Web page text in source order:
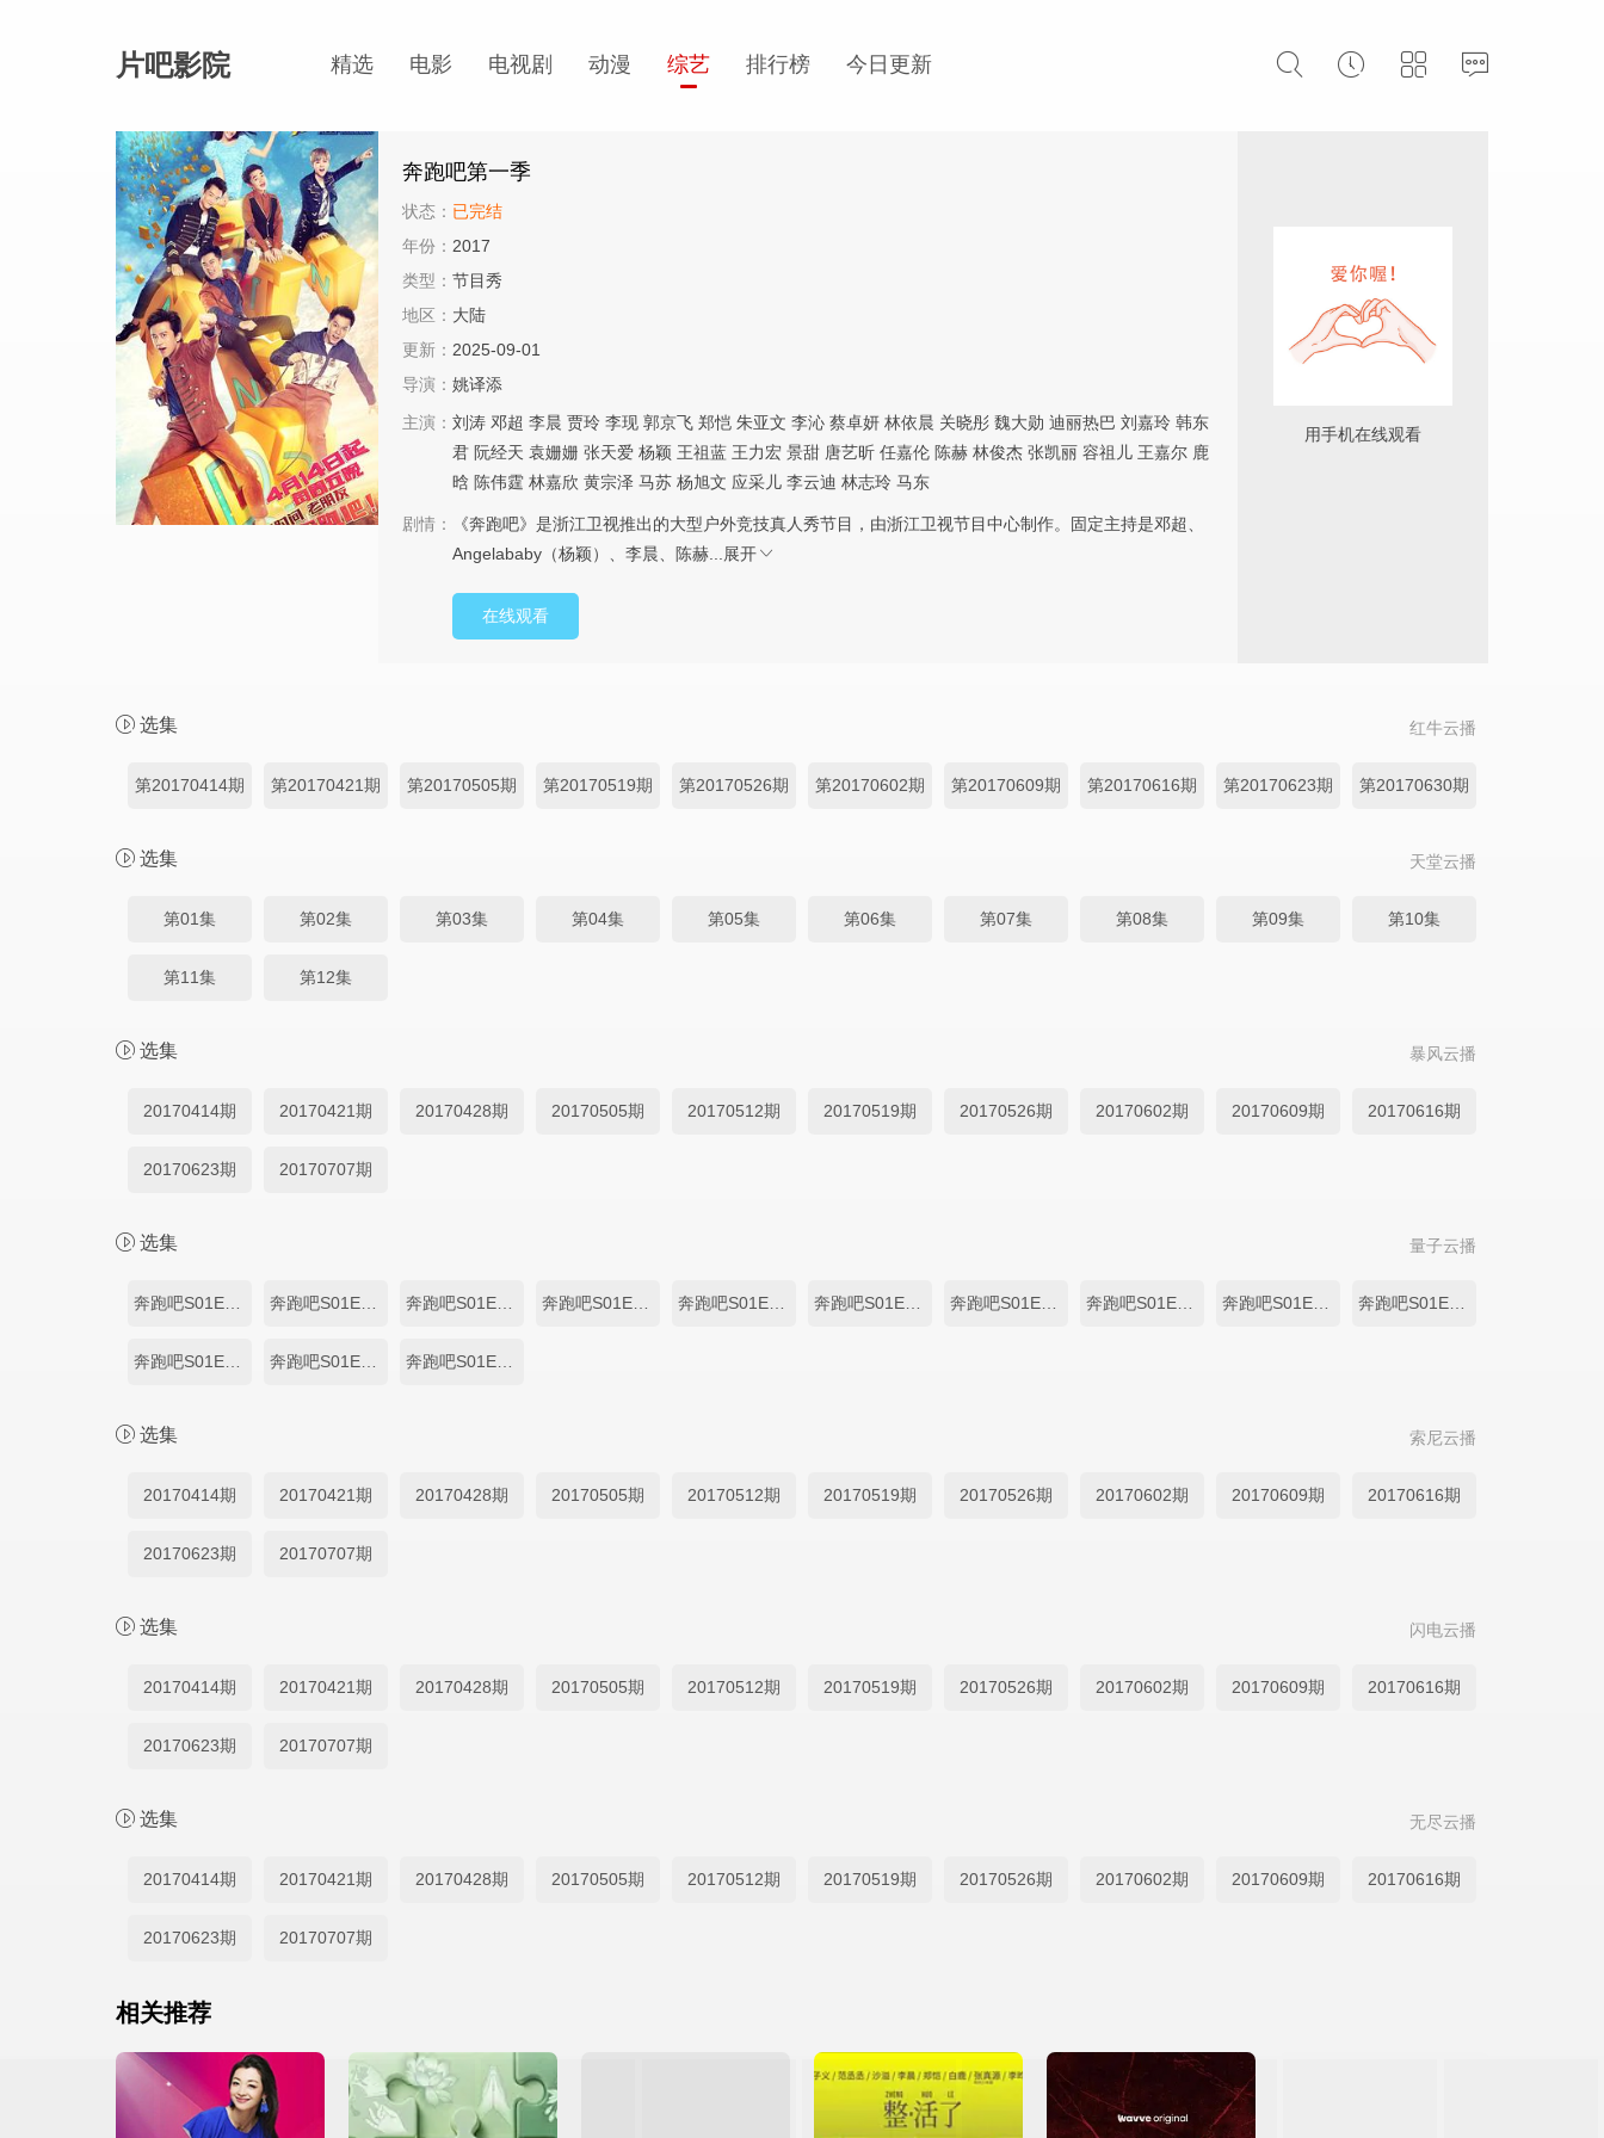
片吧影院 精选 电影 电视剧 动漫 综艺 排行榜 今日更新
奔跑吧第一季
状态： 已完结
年份： 2017
类型： 节目秀
地区： 大陆
更新： 2025-09-01
导演： 姚译添
主演： 刘涛 邓超 李晨 贾玲 李现 郭京飞 郑恺 朱亚文 李沁 蔡卓妍 林依晨 关晓彤 魏大勋 迪丽热巴 刘嘉玲 韩东
君 阮经天 袁姗姗 张天爱 杨颖 王祖蓝 王力宏 景甜 唐艺昕 任嘉伦 陈赫 林俊杰 张凯丽 容祖儿 王嘉尔 鹿
晗 陈伟霆 林嘉欣 黄宗泽 马苏 杨旭文 应采儿 李云迪 林志玲 马东
剧情：
《奔跑吧》是浙江卫视推出的大型户外竞技真人秀节目，由浙江卫视节目中心制作。固定主持是邓超、
Angelababy（杨颖）、李晨、陈赫...
展开
在线观看
用手机在线观看
红牛云播
选集
第20170414期 第20170421期 第20170505期 第20170519期 第20170526期 第20170602期 第20170609期 第20170616期 第20170623期 第20170630期
天堂云播
选集
第01集 第02集 第03集 第04集 第05集 第06集 第07集 第08集 第09集 第10集
第11集 第12集
暴风云播
选集
20170414期 20170421期 20170428期 20170505期 20170512期 20170519期 20170526期 20170602期 20170609期 20170616期
20170623期 20170707期
量子云播
选集
索尼云播
选集
20170414期 20170421期 20170428期 20170505期 20170512期 20170519期 20170526期 20170602期 20170609期 20170616期
20170623期 20170707期
闪电云播
选集
20170414期 20170421期 20170428期 20170505期 20170512期 20170519期 20170526期 20170602期 20170609期 20170616期
20170623期 20170707期
无尽云播
选集
20170414期 20170421期 20170428期 20170505期 20170512期 20170519期 20170526期 20170602期 20170609期 20170616期
20170623期 20170707期
相关推荐